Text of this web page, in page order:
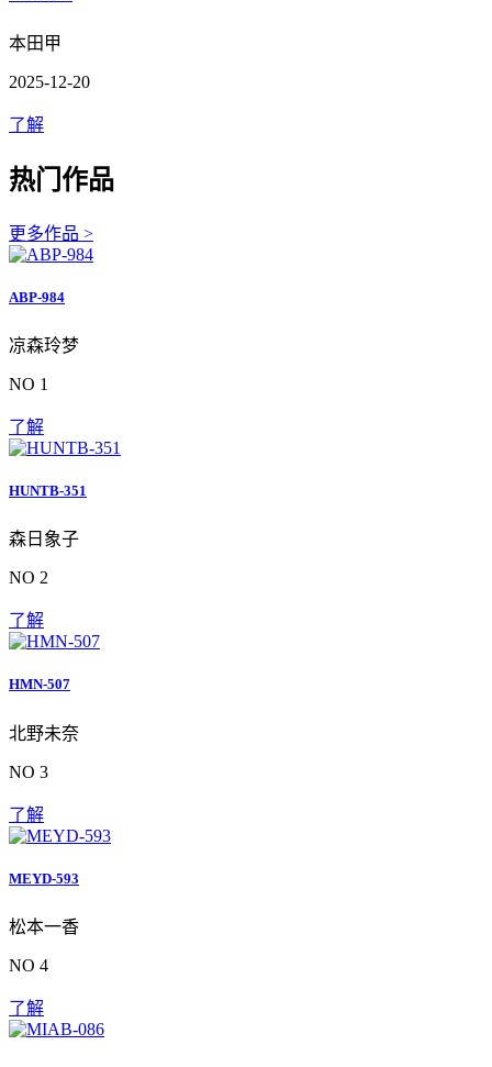
本田甲
2025-12-20
了解
热门作品
更多作品 >
ABP-984
凉森玲梦
NO 1
了解
HUNTB-351
森日象子
NO 2
了解
HMN-507
北野未奈
NO 3
了解
MEYD-593
松本一香
NO 4
了解